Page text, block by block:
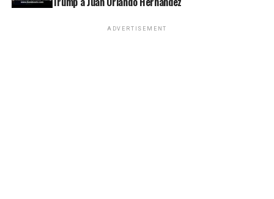
ADVERTISEMENT